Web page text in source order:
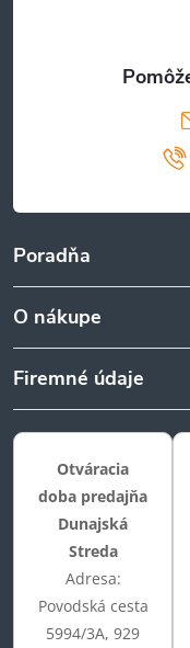
Poradňa
O nákupe
Firemné údaje
Otváracia
doba predajňa
Dunajská
Streda
Adresa:
Povodská cesta
5994/3A, 929